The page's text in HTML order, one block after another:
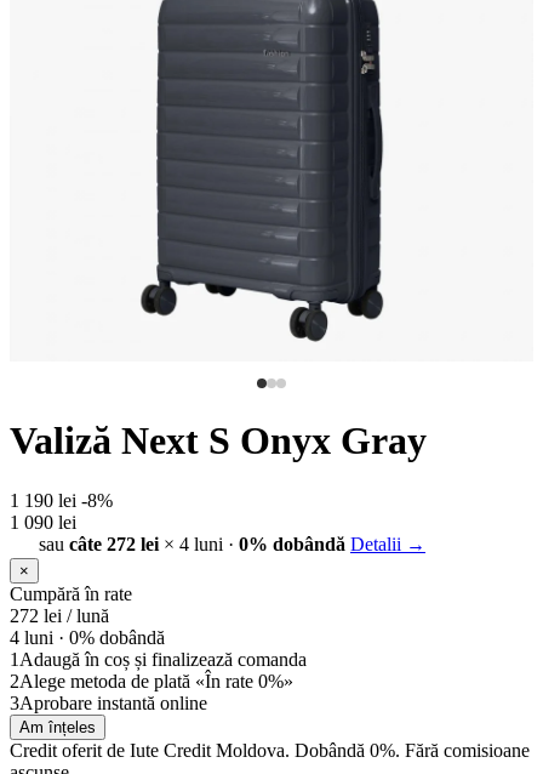
Valiză Next S Onyx Gray
1 190 lei -8%
1 090 lei
sau câte 272 lei × 4 luni · 0% dobândă Detalii →
×
Cumpără în rate
272 lei / lună
4 luni · 0% dobândă
1 Adaugă în coș și finalizează comanda
2Alege metoda de plată «În rate 0%»
3Aprobare instantă online
Am înțeles
Credit oferit de Iute Credit Moldova. Dobândă 0%. Fără comisioane